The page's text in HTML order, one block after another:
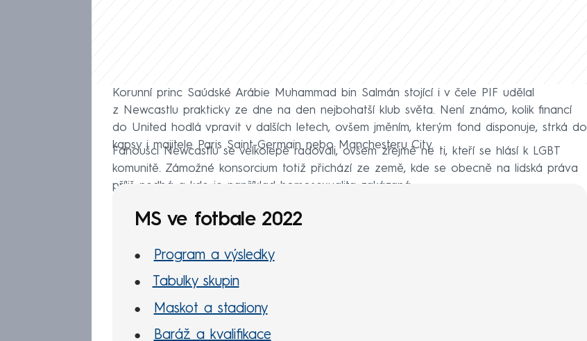
Korunní princ Saúdské Arábie Muhammad bin Salmán stojící i v čele PIF udělal
z Newcastlu prakticky ze dne na den nejbohatší klub světa. Není známo, kolik financí
do United hodlá vpravit v dalších letech, ovšem jměním, kterým fond disponuje, strká do
kapsy i majitele Paris Saint-Germain nebo Manchesteru City.
Fanoušci Newcastlu se velkolepě radovali, ovšem zřejmě ne ti, kteří se hlásí k LGBT
komunitě. Zámožné konsorcium totiž přichází ze země, kde se obecně na lidská práva
příliš nedbá a kde je například homosexualita zakázaná.
MS ve fotbale 2022
Program a výsledky
Tabulky skupin
Maskot a stadiony
Baráž a kvalifikace